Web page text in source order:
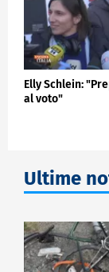
Elly Schlein:
al voto"
Ultime